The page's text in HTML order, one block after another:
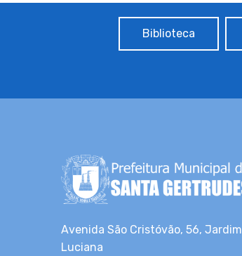
Biblioteca
Avenida São Cristóvão, 56, Jardim
Luciana